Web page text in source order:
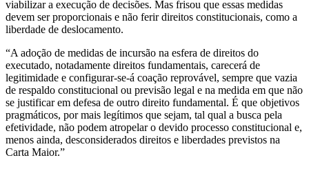
viabilizar a execução de decisões. Mas frisou que essas medidas
devem ser proporcionais e não ferir direitos constitucionais, como a
liberdade de deslocamento.
“A adoção de medidas de incursão na esfera de direitos do
executado, notadamente direitos fundamentais, carecerá de
legitimidade e configurar-se-á coação reprovável, sempre que vazia
de respaldo constitucional ou previsão legal e na medida em que não
se justificar em defesa de outro direito fundamental. É que objetivos
pragmáticos, por mais legítimos que sejam, tal qual a busca pela
efetividade, não podem atropelar o devido processo constitucional e,
menos ainda, desconsiderados direitos e liberdades previstos na
Carta Maior.”